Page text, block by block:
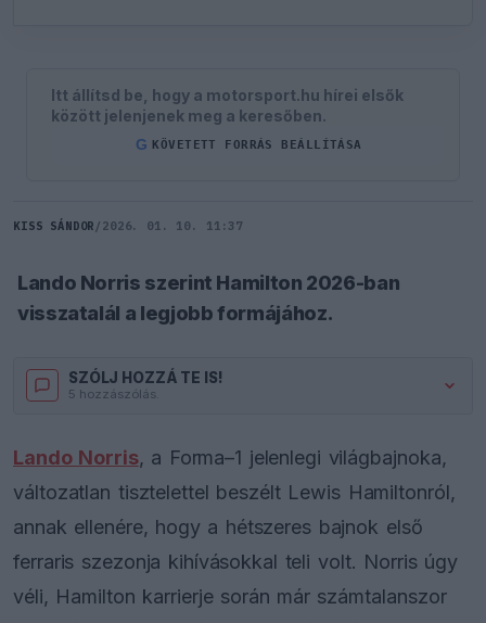
Itt állítsd be, hogy a motorsport.hu hírei elsők
között jelenjenek meg a keresőben.
G KÖVETETT FORRÁS BEÁLLÍTÁSA
KISS SÁNDOR / 2026. 01. 10. 11:37
Lando Norris szerint Hamilton 2026-ban
visszatalál a legjobb formájához.
SZÓLJ HOZZÁ TE IS!
5 hozzászólás.
Lando Norris, a Forma–1 jelenlegi világbajnoka,
változatlan tisztelettel beszélt Lewis Hamiltonról,
annak ellenére, hogy a hétszeres bajnok első
ferraris szezonja kihívásokkal teli volt. Norris úgy
véli, Hamilton karrierje során már számtalanszor